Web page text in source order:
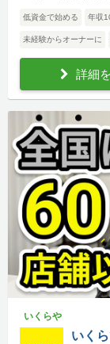
低資金で始める 年収
未経験からオーナーに
詳細
いくらや
いく